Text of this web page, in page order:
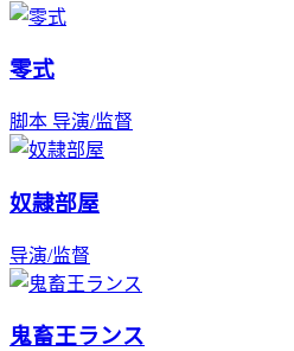
零式
脚本 导演/监督
奴隷部屋
导演/监督
鬼畜王ランス